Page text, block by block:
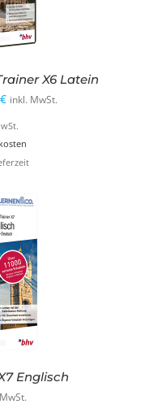
X6 Latein
€Aktueller
Preis
ist:
4,99 €.
inkl. MwSt.
Englisch